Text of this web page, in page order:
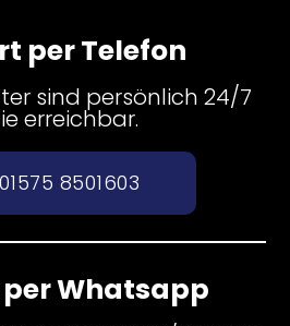
per Telefon
sind persönlich 24/7
erreichbar.
8501603
Whatsapp